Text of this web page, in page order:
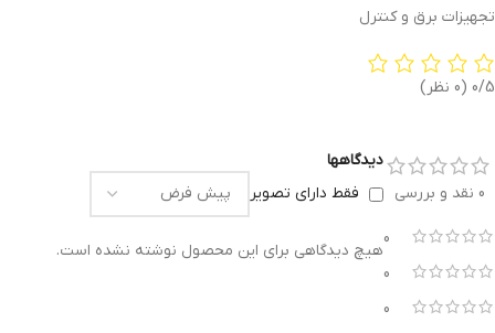
تجهیزات برق و کنترل
0/5 (0 نظر)
0 نقد و بررسی
0
0
0
دیدگاهها
فقط دارای تصویر
هیچ دیدگاهی برای این محصول نوشته نشده است.